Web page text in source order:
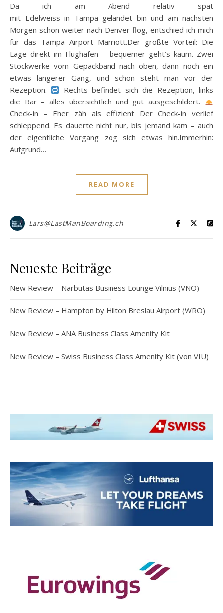
Da ich am Abend relativ spät
mit Edelweiss in Tampa gelandet bin und am nächsten
Morgen schon weiter nach Denver flog, entschied ich mich
für das Tampa Airport Marriott.Der größte Vorteil: Die
Lage direkt im Flughafen – bequemer geht’s kaum. Zwei
Stockwerke vom Gepäckband nach oben, dann noch ein
etwas längerer Gang, und schon steht man vor der
Rezeption.
Rechts befindet sich die Rezeption, links
die Bar – alles übersichtlich und gut ausgeschildert.
Check-in – Eher zäh als effizient Der Check-in verlief
schleppend. Es dauerte nicht nur, bis jemand kam – auch
der eigentliche Vorgang zog sich etwas hin.Immerhin:
Aufgrund…
READ MORE
Lars@LastManBoarding.ch
Neueste Beiträge
New Review – Narbutas Business Lounge Vilnius (VNO)
New Review – Hampton by Hilton Breslau Airport (WRO)
New Review – ANA Business Class Amenity Kit
New Review – Swiss Business Class Amenity Kit (von VIU)